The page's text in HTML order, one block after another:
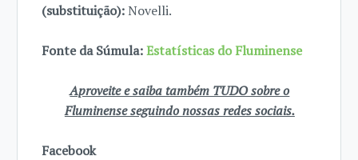
(substituição):Novelli.
Fonte da Súmula:Estatísticas do Fluminense
Aproveite e saiba também TUDO sobre o
Fluminense seguindo nossas redes sociais.
Facebook